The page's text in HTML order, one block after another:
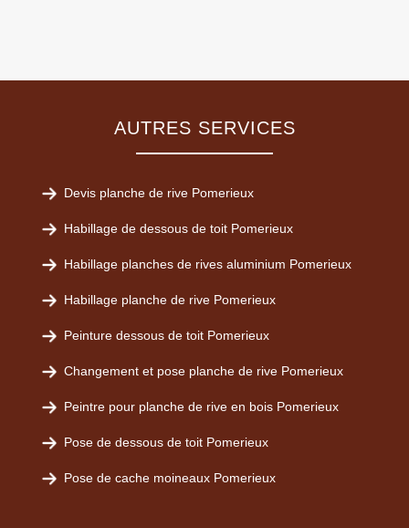
AUTRES SERVICES
Devis planche de rive Pomerieux
Habillage de dessous de toit Pomerieux
Habillage planches de rives aluminium Pomerieux
Habillage planche de rive Pomerieux
Peinture dessous de toit Pomerieux
Changement et pose planche de rive Pomerieux
Peintre pour planche de rive en bois Pomerieux
Pose de dessous de toit Pomerieux
Pose de cache moineaux Pomerieux